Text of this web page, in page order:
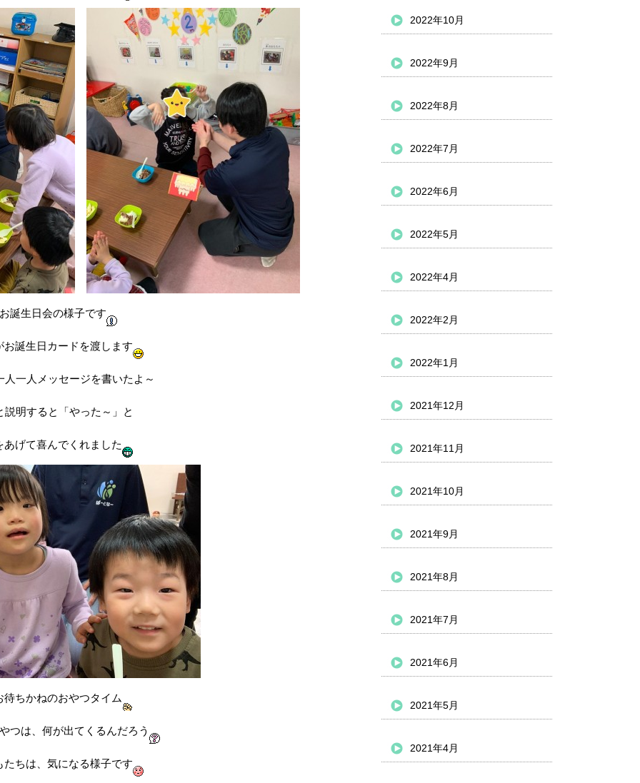
誕生日会の様子です
お誕生日カードを渡します
人一人メッセージを書いたよ～
説明すると「やった～」と
あげて喜んでくれました
待ちかねのおやつタイム
つは、何が出てくるんだろう
たちは、気になる様子です
2022年10月
2022年9月
2022年8月
2022年7月
2022年6月
2022年5月
2022年4月
2022年2月
2022年1月
2021年12月
2021年11月
2021年10月
2021年9月
2021年8月
2021年7月
2021年6月
2021年5月
2021年4月